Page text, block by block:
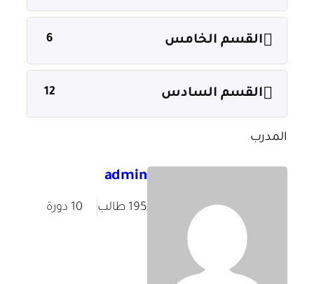
القسم الخامس 6
القسم السادس 12
المدرب
admin
195 طالب 10 دورة